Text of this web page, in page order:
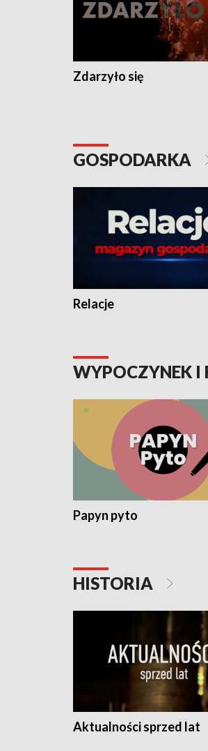
Zdarzyło się
GOSPODARKA
Relacje
WYPOCZYNEK I
Papyn pyto
HISTORIA
Aktualności sprzed lat